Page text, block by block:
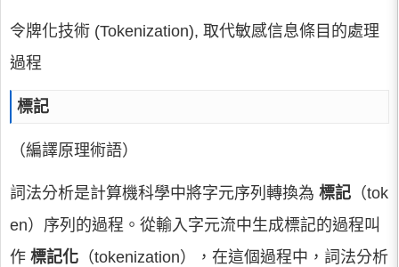
令牌化技術 (Tokenization), 取代敏感信息條目的處理
過程
標記
（編譯原理術語）
詞法分析是計算機科學中將字元序列轉換為 標記 （tok
en）序列的過程。從輸入字元流中生成標記的過程叫
作 標記化 （tokenization），在這個過程中，詞法分析